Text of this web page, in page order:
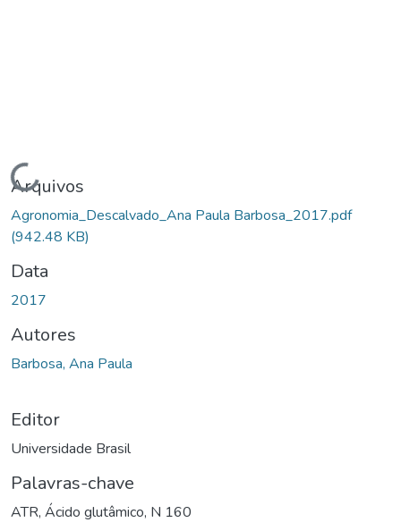
Carregando...
Arquivos
Agronomia_Descalvado_Ana Paula Barbosa_2017.pdf
(942.48 KB)
Data
2017
Autores
Barbosa, Ana Paula
Editor
Universidade Brasil
Palavras-chave
ATR, Ácido glutâmico, N 160